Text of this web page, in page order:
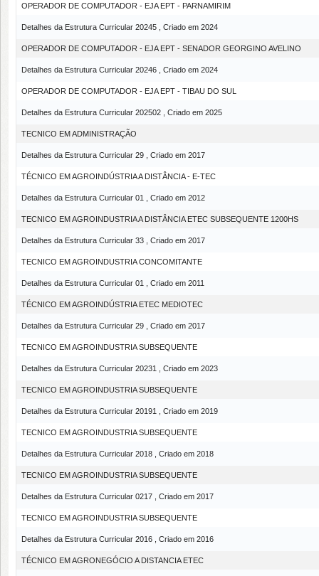
OPERADOR DE COMPUTADOR - EJA EPT - PARNAMIRIM
Detalhes da Estrutura Curricular 20245 , Criado em 2024
OPERADOR DE COMPUTADOR - EJA EPT - SENADOR GEORGINO AVELINO
Detalhes da Estrutura Curricular 20246 , Criado em 2024
OPERADOR DE COMPUTADOR - EJA EPT - TIBAU DO SUL
Detalhes da Estrutura Curricular 202502 , Criado em 2025
TECNICO EM ADMINISTRAÇÃO
Detalhes da Estrutura Curricular 29 , Criado em 2017
TÉCNICO EM AGROINDÚSTRIA A DISTÂNCIA - E-TEC
Detalhes da Estrutura Curricular 01 , Criado em 2012
TECNICO EM AGROINDUSTRIA A DISTÂNCIA ETEC SUBSEQUENTE 1200HS
Detalhes da Estrutura Curricular 33 , Criado em 2017
TECNICO EM AGROINDUSTRIA CONCOMITANTE
Detalhes da Estrutura Curricular 01 , Criado em 2011
TÉCNICO EM AGROINDÚSTRIA ETEC MEDIOTEC
Detalhes da Estrutura Curricular 29 , Criado em 2017
TECNICO EM AGROINDUSTRIA SUBSEQUENTE
Detalhes da Estrutura Curricular 20231 , Criado em 2023
TECNICO EM AGROINDUSTRIA SUBSEQUENTE
Detalhes da Estrutura Curricular 20191 , Criado em 2019
TECNICO EM AGROINDUSTRIA SUBSEQUENTE
Detalhes da Estrutura Curricular 2018 , Criado em 2018
TECNICO EM AGROINDUSTRIA SUBSEQUENTE
Detalhes da Estrutura Curricular 0217 , Criado em 2017
TECNICO EM AGROINDUSTRIA SUBSEQUENTE
Detalhes da Estrutura Curricular 2016 , Criado em 2016
TÉCNICO EM AGRONEGÓCIO A DISTANCIA ETEC